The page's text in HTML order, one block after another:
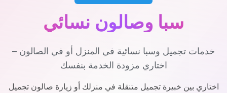
سبا وصالون نسائي
خدمات تجميل وسبا نسائية في المنزل أو في الصالون –
اختاري مزودة الخدمة بنفسك
اختاري بين خبيرة تجميل متنقلة في منزلك أو زيارة صالون تجميل